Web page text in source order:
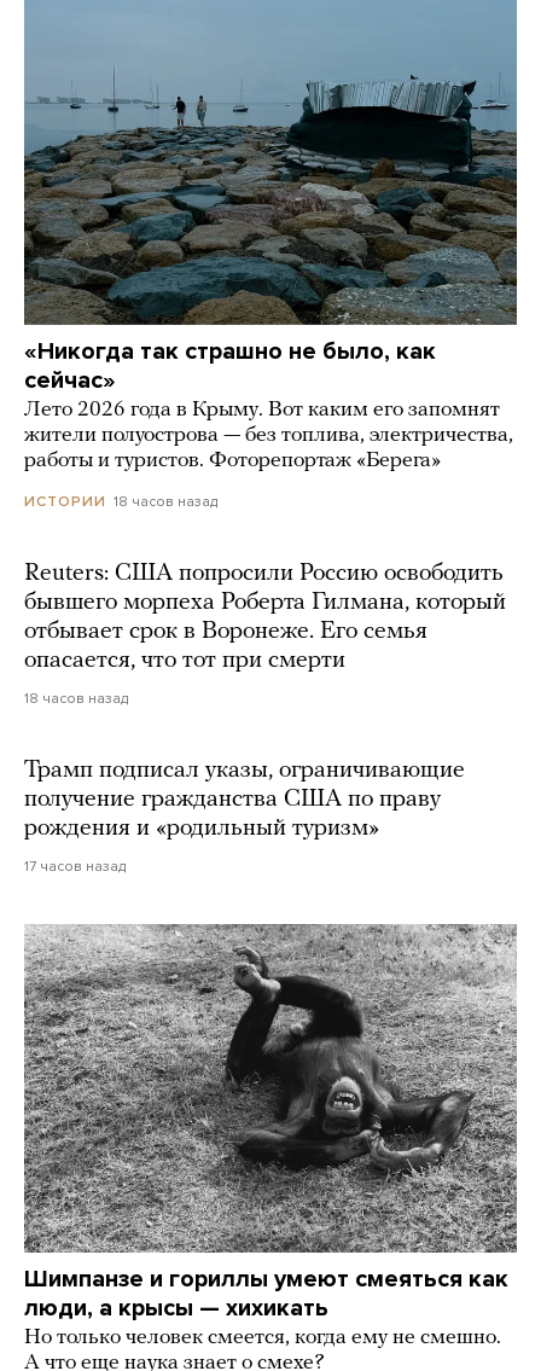
«Никогда так страшно не было, как
сейчас»
Лето 2026 года в Крыму. Вот каким его запомнят
жители полуострова — без топлива, электричества,
работы и туристов. Фоторепортаж «Берега»
ИСТОРИИ 18 часов назад
Reuters: США попросили Россию освободить
бывшего морпеха Роберта Гилмана, который
отбывает срок в Воронеже. Его семья
опасается, что тот при смерти
18 часов назад
Трамп подписал указы, ограничивающие
получение гражданства США по праву
рождения и «родильный туризм»
17 часов назад
Шимпанзе и гориллы умеют смеяться как
люди, а крысы — хихикать
Но только человек смеется, когда ему не смешно.
А что еще наука знает о смехе?